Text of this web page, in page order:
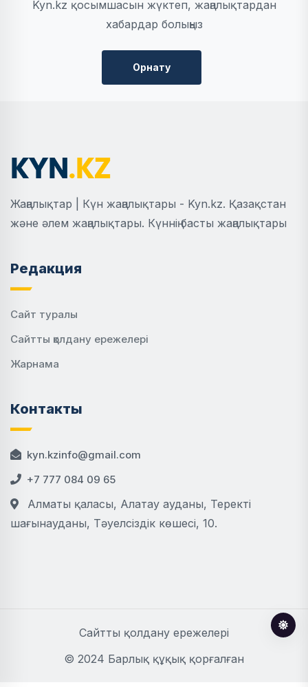
Kyn.kz қосымшасын жүктеп, жаңалықтардан
хабардар болыңыз
Орнату
Жаңалықтар | Күн жаңалықтары - Kyn.kz. Қазақстан
және әлем жаңалықтары. Күннің басты жаңалықтары
Редакция
Сайт туралы
Сайтты қолдану ережелері
Жарнама
Контакты
kyn.kzinfo@gmail.com
+7 777 084 09 65
Алматы қаласы, Алатау ауданы, Теректі
шағынауданы, Тәуелсіздік көшесі, 10.
Сайтты қолдану ережелері
© 2024 Барлық құқық қорғалған